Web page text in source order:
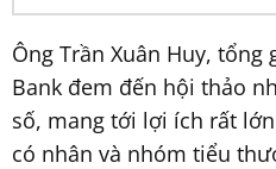
Ông Trần Xuân Huy, tổng
Bank đem đến hội thảo
số, mang tới lợi ích rất
có nhân và nhóm tiểu